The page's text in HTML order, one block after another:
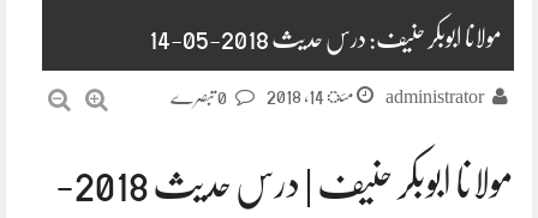
مولانا ابوبکر حنیف: درس حدیث 2018-05-14
administrator مئ 14, 2018
مولانا ابوبکر حنیف | درس حدیث 2018-